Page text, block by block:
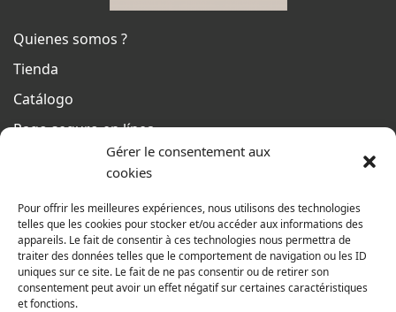
Gérer le consentement aux
cookies
Pour offrir les meilleures expériences, nous utilisons des technologies
telles que les cookies pour stocker et/ou accéder aux informations des
appareils. Le fait de consentir à ces technologies nous permettra de
traiter des données telles que le comportement de navigation ou les ID
uniques sur ce site. Le fait de ne pas consentir ou de retirer son
consentement peut avoir un effet négatif sur certaines caractéristiques
et fonctions.
Quienes somos ?
Tienda
Catálogo
Pago seguro en línea
Condiciones generales de venta
De 8h a 12h30 y de 13h30 a 17h20
El viernes
De 8h a 12h30 y de 13h30 a 16h